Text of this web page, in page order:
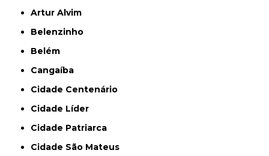
Artur Alvim
Belenzinho
Belém
Cangaíba
Cidade Centenário
Cidade Líder
Cidade Patriarca
Cidade São Mateus